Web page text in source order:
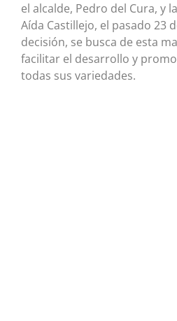
el alcalde, Pedro del Cura, y
Aída Castillejo, el pasado 23
decisión, se busca de esta
facilitar el desarrollo y
todas sus variedades.